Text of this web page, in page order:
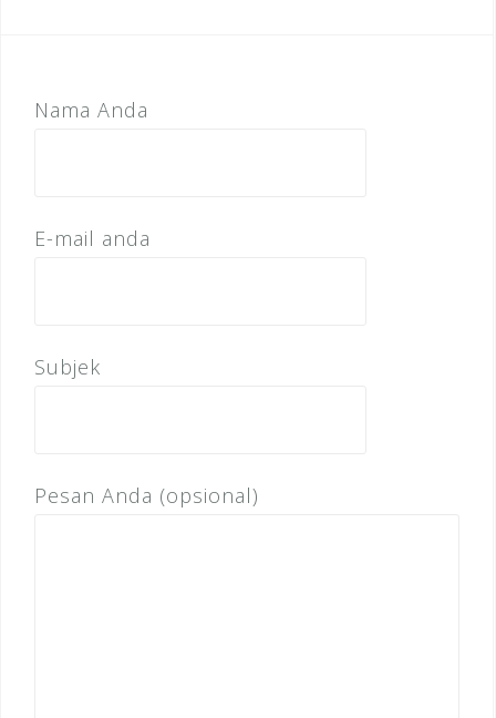
Nama Anda
E-mail anda
Subjek
Pesan Anda (opsional)